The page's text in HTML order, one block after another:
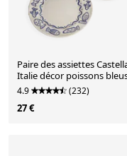
Paire des assiettes
Italie décor poissons
4.9 (232)
27 €